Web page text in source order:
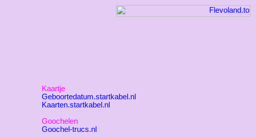
Kaartje
Geboortedatum.startkabel.nl
Kaarten.startkabel.nl
Goochelen
Goochel-trucs.nl